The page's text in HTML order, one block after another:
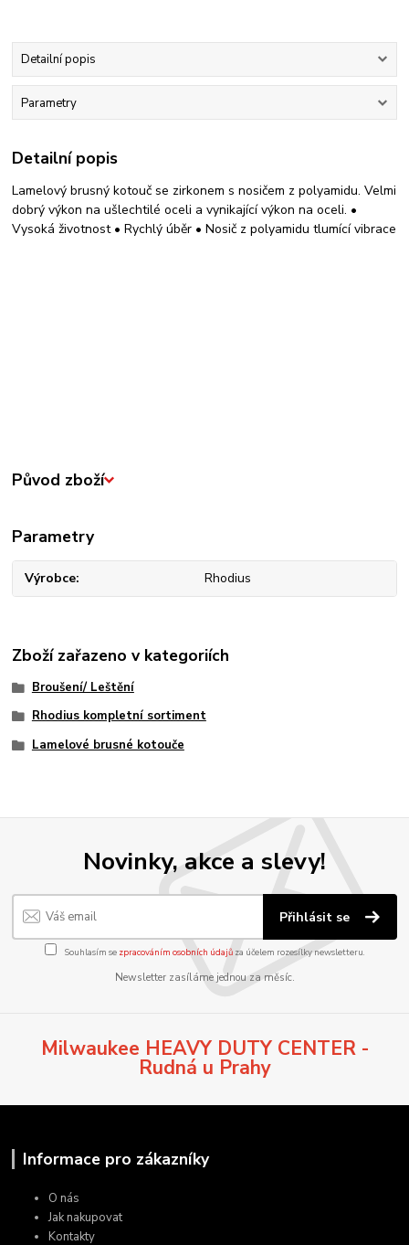
Detailní popis
Parametry
Detailní popis
Lamelový brusný kotouč se zirkonem s nosičem z polyamidu. Velmi
dobrý výkon na ušlechtilé oceli a vynikající výkon na oceli. •
Vysoká životnost • Rychlý úběr • Nosič z polyamidu tlumící vibrace
Původ zboží
Parametry
Výrobce Rhodius
Zboží zařazeno v kategoriích
Broušení/ Leštění
Rhodius kompletní sortiment
Lamelové brusné kotouče
Novinky, akce a slevy!
Přihlásit se
Souhlasím se zpracováním osobních údajůza účelem rozesílky newsletteru.
Newsletter zasíláme jednou za měsíc.
Milwaukee HEAVY DUTY CENTER -
Rudná u Prahy
Informace pro zákazníky
O nás
Jak nakupovat
Kontakty